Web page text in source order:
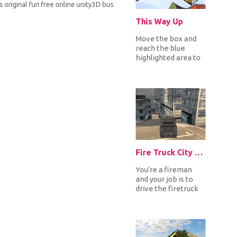
original fun free online unity3D bus
This Way Up
Move the box and
reach the blue
highlighted area to
Fire Truck City Driving Sim
You're a fireman
and your job is to
drive the firetruck
the em...